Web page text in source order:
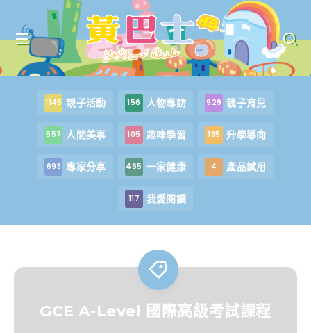
1145 親子活動 156 人物專訪 929 親子育兒
557 人間美事 105 趣味學習 135 升學導向
693 專家分享 465 一家健康 4 產品試用
117 我愛閱讀
GCE A-Level 國際高級考試課程